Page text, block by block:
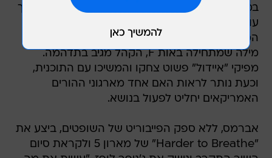
במיוחד. ובאמריקה כמו באמריקה, טיילור יכול במשך
עונה שלמה לדבר בצורה סקסיסטית על
המתמודדות בתוכנית אבל ברגע שנאמרה אותה
מילה שמתחילה באות F, הקהל מגיב בתדהמה.
מפיקי "איידול" פשוט צחקו והמשיכו עם התוכנית,
וכעת נותר לראות האם אחד מארגוני ההורים
האמריקאים יחליט לפעול בנושא.
אברמס, ללא ספק הפייבוריט של השופטים, ביצע את
"Harder to Breathe" של מארון 5 ולקראת סיום